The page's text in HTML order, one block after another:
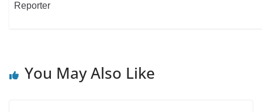
Reporter
You May Also Like